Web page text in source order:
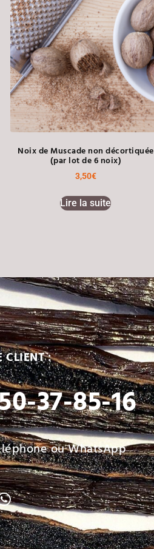
Noix de Muscade non décortiquée
(par lot de 6 noix)
3,50€
Lire la suite
CLIENT :
37-85-16
ou WhatsApp